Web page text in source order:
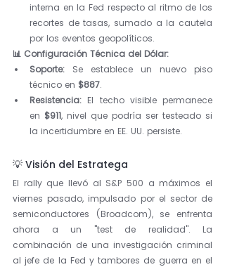
interna en la Fed respecto al ritmo de los
recortes de tasas, sumado a la cautela
por los eventos geopolíticos.
📊 Configuración Técnica del Dólar:
Soporte: Se establece un nuevo piso
técnico en $887.
Resistencia: El techo visible permanece
en $911, nivel que podría ser testeado si
la incertidumbre en EE. UU. persiste.
💡 Visión del Estratega
El rally que llevó al S&P 500 a máximos el
viernes pasado, impulsado por el sector de
semiconductores (Broadcom), se enfrenta
ahora a un "test de realidad". La
combinación de una investigación criminal
al jefe de la Fed y tambores de guerra en el